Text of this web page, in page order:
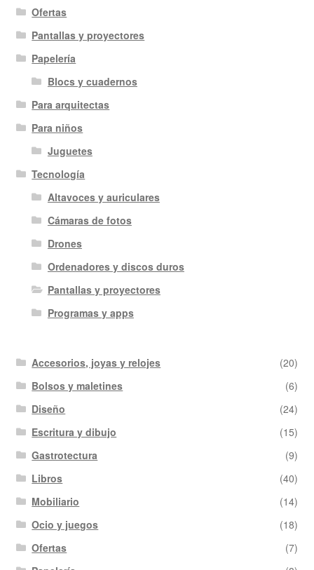
Ofertas
Pantallas y proyectores
Papelería
Blocs y cuadernos
Para arquitectas
Para niños
Juguetes
Tecnología
Altavoces y auriculares
Cámaras de fotos
Drones
Ordenadores y discos duros
Pantallas y proyectores
Programas y apps
Accesorios, joyas y relojes
(20)
Bolsos y maletines
(6)
Diseño
(24)
Escritura y dibujo
(15)
Gastrotectura
(9)
Libros
(40)
Mobiliario
(14)
Ocio y juegos
(18)
Ofertas
(7)